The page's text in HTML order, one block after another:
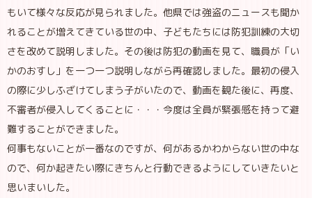
もいて様々な反応が見られました。他県では強盗のニュースも聞か
れることが増えてきている世の中、子どもたちには防犯訓練の大切
さを改めて説明しました。その後は防犯の動画を見て、職員が「い
かのおすし」を一つ一つ説明しながら再確認しました。最初の侵入
の際に少しふざけてしまう子がいたので、動画を観た後に、再度、
不審者が侵入してくることに・・・今度は全員が緊張感を持って避
難することができました。
何事もないことが一番なのですが、何があるかわからない世の中な
ので、何か起きたい際にきちんと行動できるようにしていきたいと
思いまいした。